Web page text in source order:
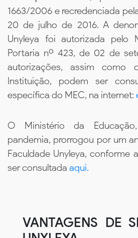
1663/2006 e recredenciada
20 de julho de 2016. A
Unyleya foi autorizada pelo
Portaria nº 423, de 02 de
autorizações, assim como
Instituição, podem ser
específica do MEC, na internet:
O Ministério da
pandemia, prorrogou por um
Faculdade Unyleya, conforme
ser consultada aqui.
VANTAGENS DE